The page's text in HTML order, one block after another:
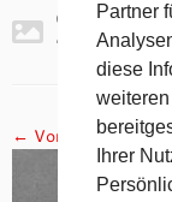
2017-
← Vorheriges
Partner
diese
Ihrer